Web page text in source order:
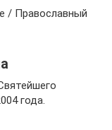
/ Пра­во­слав­ный
года.